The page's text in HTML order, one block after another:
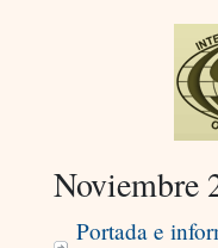
Noviembre
Portada e